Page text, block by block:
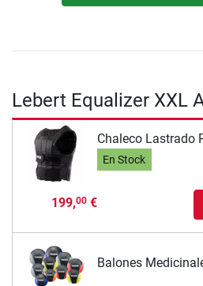
Lebert Equalizer XXL
Chaleco Lastrado
En Stock
199,00€
Balones